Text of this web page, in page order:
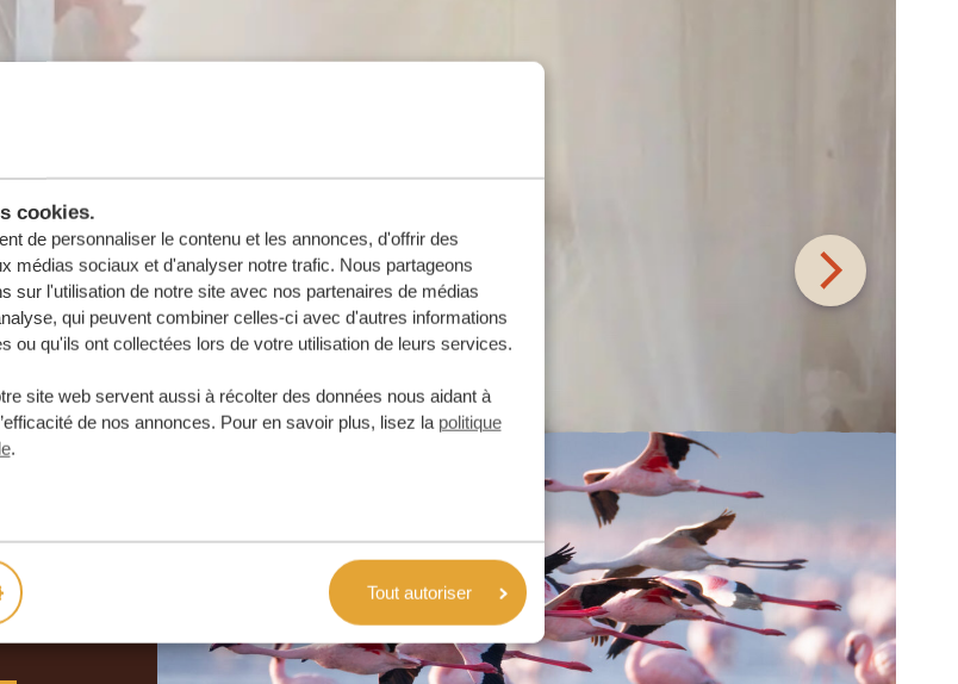
cookies.
de personnaliser le contenu et les annonces, d'offrir des
médias sociaux et d'analyser notre trafic. Nous partageons
sur l'utilisation de notre site avec nos partenaires de médias
qui peuvent combiner celles-ci avec d'autres informations
ou qu'ils ont collectées lors de votre utilisation de leurs services.
site web servent aussi à récolter des données nous aidant à
de nos annonces. Pour en savoir plus, lisez la politique
.
Tout autoriser